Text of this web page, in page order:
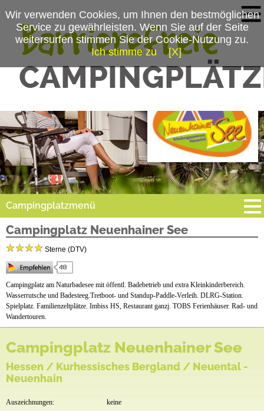
Campingplatzmenü
Platzdaten
Stellplätze
Preise & Prospekte
Anfahrt
Campingplatz Neuenhainer See
Sterne (DTV)
Campingplatz am Naturbadesee mit öffentl. Badebetrieb und extra Kleinkinderbereich.
Wasserrutsche und Badesteeg.Tretboot- und Standup-Paddle-Verleih. DLRG-Station.
Spielplatz. Familienzeltplätze. Imbiss HS, Restaurant ganzj. TOBS Ferienhäuser. Rad- und
Wandertouren.
Campingplatz Neuenhainer See
Hessen / Kurhessisches Bergland / Neuental -
Neuenhain
Auszeichnungen: keine
Wir verwenden Cookies, um Ihnen den bestmöglichen
Service zu gewährleisten. Wenn Sie auf der Seite
weitersurfen stimmen Sie der Cookie-Nutzung zu.
Ich stimme zu
[X]